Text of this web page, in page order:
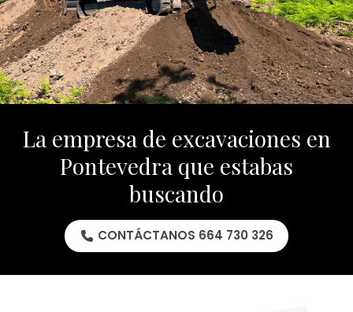
La empresa de excavaciones en
Pontevedra que estabas
buscando
CONTÁCTANOS 664 730 326